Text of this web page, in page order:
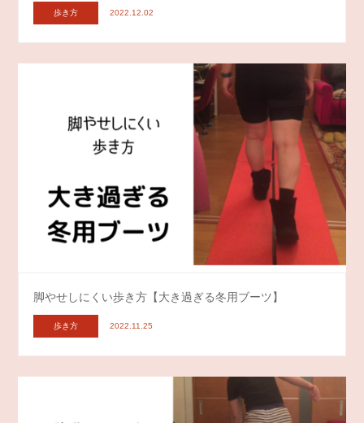
歩き方 2022.12.02
脚やせしにくい歩き方【大き過ぎる冬用ブーツ】
歩き方 2022.11.25